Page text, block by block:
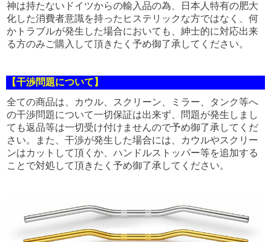
神は持たないドイツからの輸入品の為、日本人特有の肥大
化した消費者意識を持ったヒステリックな方ではなく、何
かトラブルが発生した場合においても、紳士的に対応出来
る方のみご購入して頂きたく予め御了承してください。
【干渉問題について】
全ての商品は、カウル、スクリーン、ミラー、タンク等へ
の干渉問題について一切保証は出来ず、問題が発生しまし
ても返品等は一切受け付けませんので予め御了承してくだ
さい。また、干渉が発生した場合には、カウルやスクリー
ンはカットして頂くか、ハンドルストッパー等を追加する
ことで対処して頂きたく予め御了承してください。